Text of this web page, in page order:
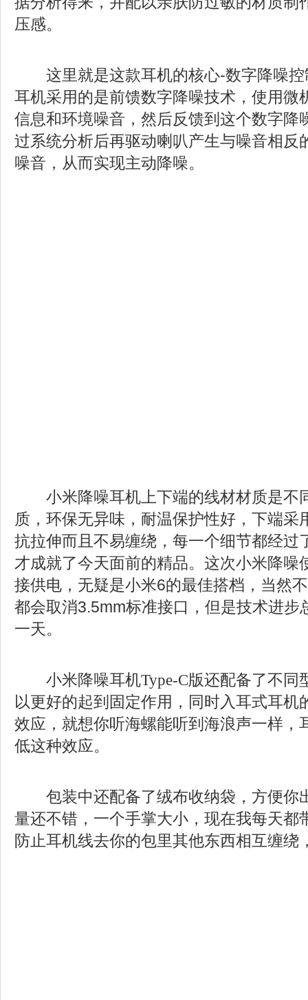
压感。
这里就是这款耳机的核心-数字降噪
耳机采用的是前馈数字降噪技术，使用微
信息和环境噪音，然后反馈到这个数字降
过系统分析后再驱动喇叭产生与噪音相反
噪音，从而实现主动降噪。
小米降噪耳机上下端的线材材质是不
质，环保无异味，耐温保护性好，下端采
抗拉伸而且不易缠绕，每一个细节都经过
才成就了今天面前的精品。这次小米降噪
接供电，无疑是小米6的最佳搭档，当然
都会取消3.5mm标准接口，但是技术进步
一天。
小米降噪耳机Type-C版还配备了不同
以更好的起到固定作用，同时入耳式耳机
效应，就想你听海螺能听到海浪声一样，
低这种效应。
包装中还配备了绒布收纳袋，方便你
量还不错，一个手掌大小，现在我每天都
防止耳机线去你的包里其他东西相互缠绕